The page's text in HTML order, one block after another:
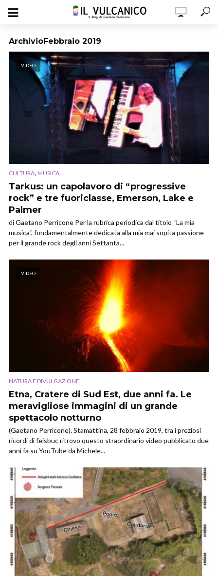
ArchivioFebbraio 2019
VIDEO
CULTURA, MUSICA
Tarkus: un capolavoro di “progressive
rock” e tre fuoriclasse, Emerson, Lake e
Palmer
di Gaetano Perricone Per la rubrica periodica dal titolo “La mia
musica“, fondamentalmente dedicata alla mia mai sopita passione
per il grande rock degli anni Settanta...
VIDEO
NATURA E DIVULGAZIONE
Etna, Cratere di Sud Est, due anni fa. Le
meravigliose immagini di un grande
spettacolo notturno
(Gaetano Perricone). Stamattina, 28 febbraio 2019, tra i preziosi
ricordi di feisbuc ritrovo questo straordinario video pubblicato due
anni fa su YouTube da Michele...